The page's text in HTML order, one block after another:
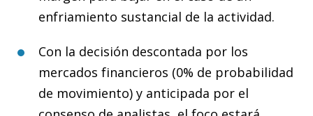
enfriamiento sustancial de la actividad.
Con la decisión descontada por los
mercados financieros (0% de probabilidad
de movimiento) y anticipada por el